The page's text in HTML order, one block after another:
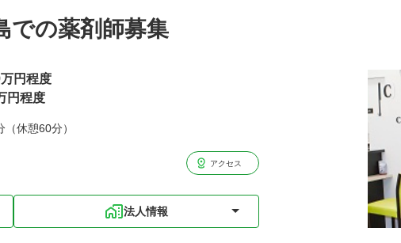
での薬剤師募集
円程度
円程度
休憩60分）
アクセス
法人情報